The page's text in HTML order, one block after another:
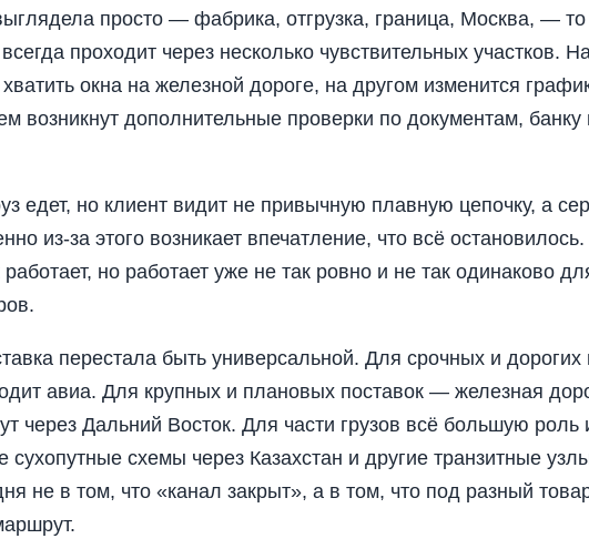
просто — фабрика, отгрузка, граница, Москва, — то
проходит через несколько чувствительных участков.
окна на железной дороге, на другом изменится
возникнут дополнительные проверки по документам, банку
едет, но клиент видит не привычную плавную цепочку, а
из-за этого возникает впечатление, что всё
но работает уже не так ровно и не так одинаково
перестала быть универсальной. Для срочных и дорогих
авиа. Для крупных и плановых поставок — железная
через Дальний Восток. Для части грузов всё большую роль
сухопутные схемы через Казахстан и другие транзитные
не в том, что «канал закрыт», а в том, что под разный